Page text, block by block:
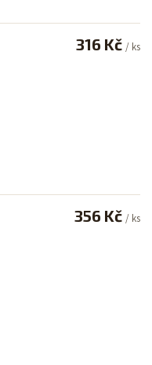
316 Kč / ks
356 Kč / ks